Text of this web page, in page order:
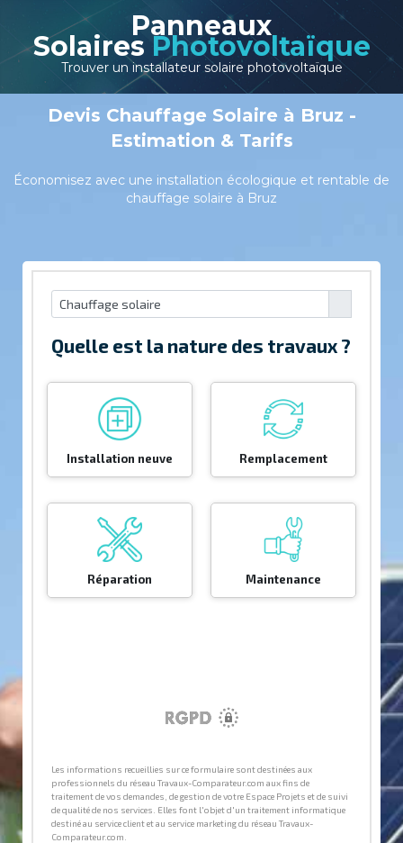
Panneaux
Solaires Photovoltaïque
Trouver un installateur solaire photovoltaïque
Devis Chauffage Solaire à Bruz -
Estimation & Tarifs
Économisez avec une installation écologique et rentable de
chauffage solaire à Bruz